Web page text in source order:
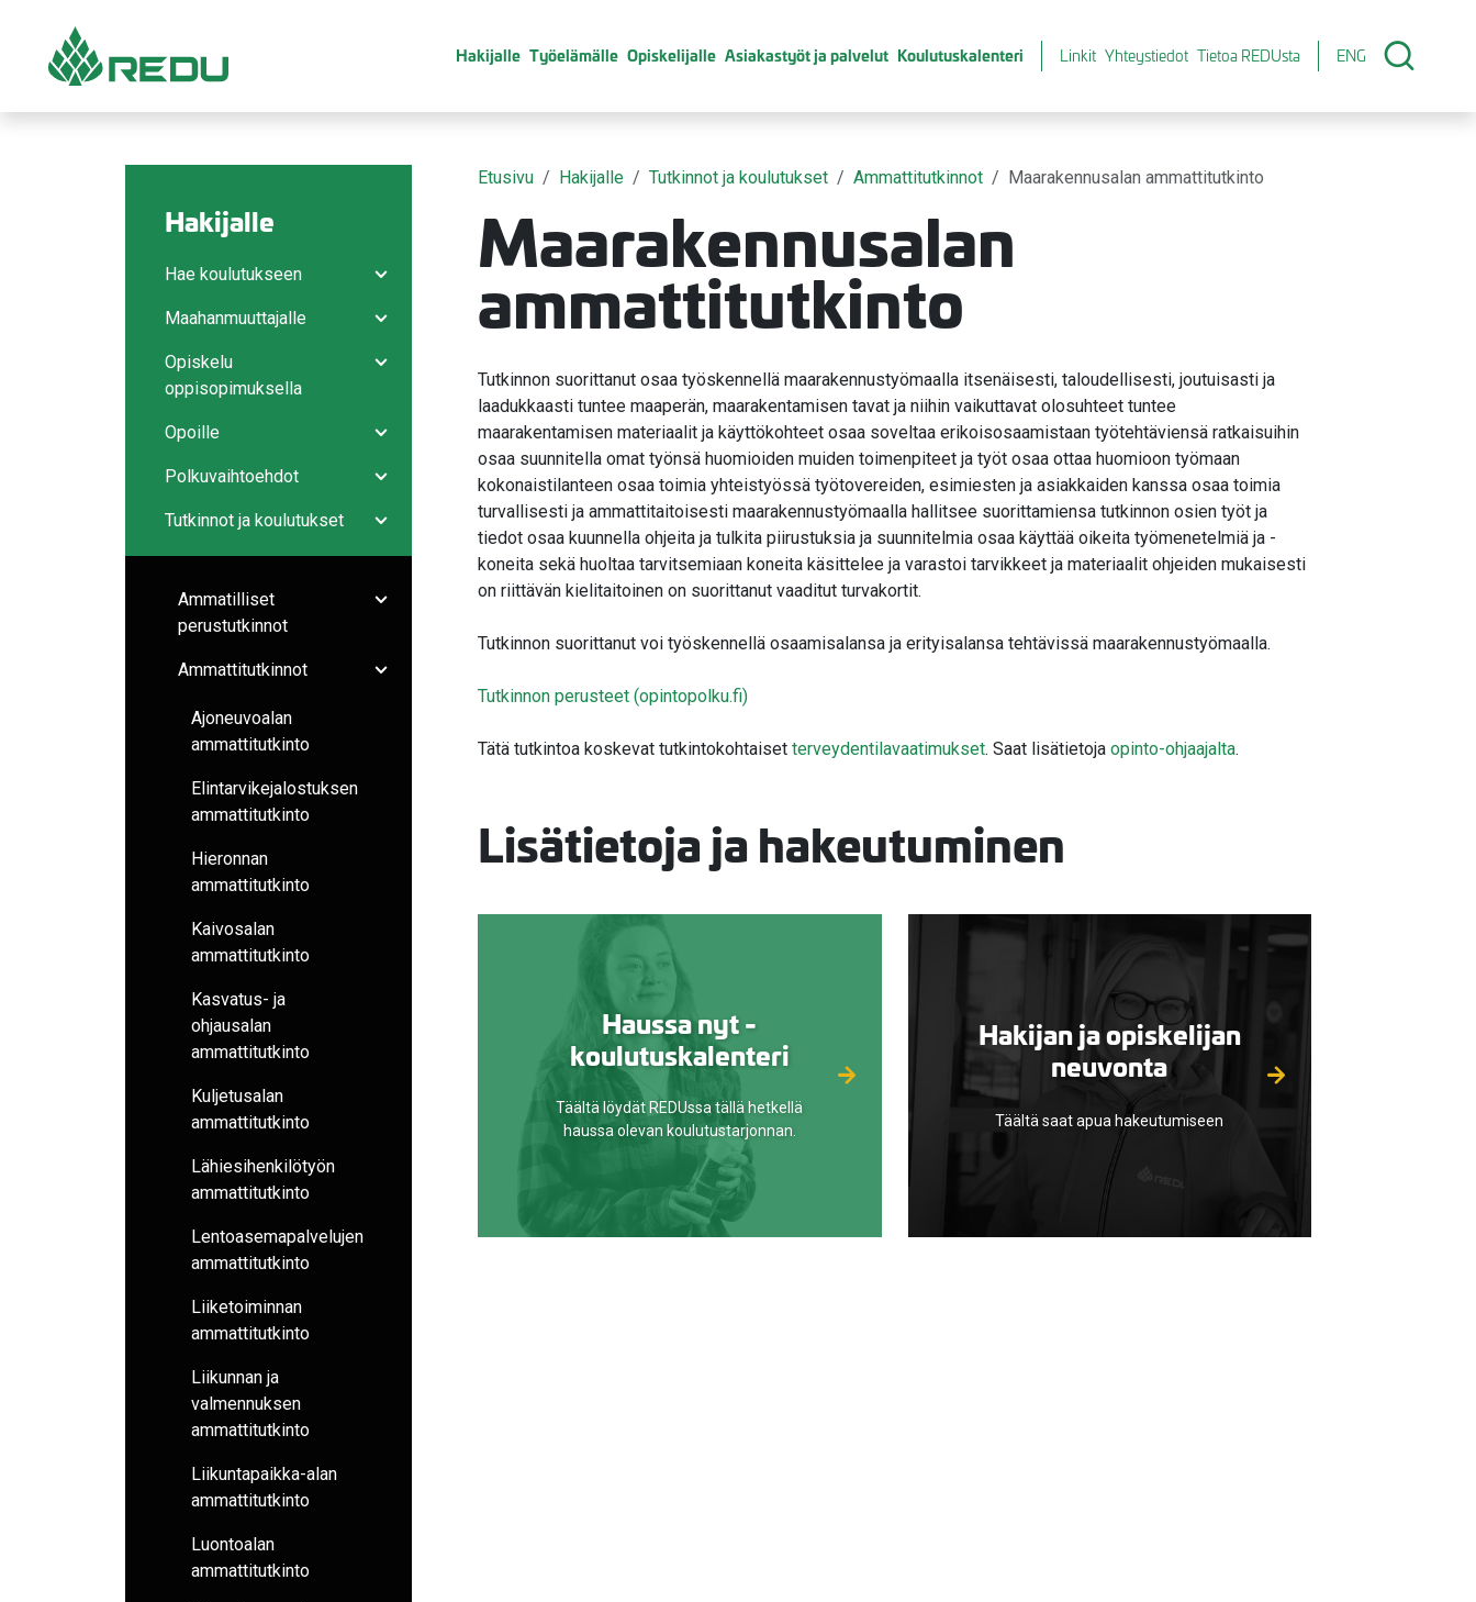
Hakijalle Työelämälle Opiskelijalle Asiakastyöt ja palvelut Koulutuskalenteri Linkit Yhteystiedot Tietoa REDUsta ENG
Hakijalle
Avaa/sulje alavalikko
Hae koulutukseen
Avaa/sulje alavalikko
Maahanmuuttajalle
Avaa/sulje alavalikko
Opiskelu
oppisopimuksella
Opoille
Avaa/sulje alavalikko
Polkuvaihtoehdot
Avaa/sulje alavalikko
Tutkinnot ja koulutukset
Ammatilliset
perustutkinnot
Avaa/sulje alavalikko
Ammattitutkinnot
Ajoneuvoalan
ammattitutkinto
Elintarvikejalostuksen
ammattitutkinto
Hieronnan
ammattitutkinto
Kaivosalan
ammattitutkinto
Kasvatus- ja
ohjausalan
ammattitutkinto
Kuljetusalan
ammattitutkinto
Lähiesihenkilötyön
ammattitutkinto
Lentoasemapalvelujen
ammattitutkinto
Liiketoiminnan
ammattitutkinto
Liikunnan ja
valmennuksen
ammattitutkinto
Liikuntapaikka-alan
ammattitutkinto
Luontoalan
ammattitutkinto
Etusivu Hakijalle Tutkinnot ja koulutukset Ammattitutkinnot Maarakennusalan ammattitutkinto
Maarakennusalan
ammattitutkinto
Tutkinnon suorittanut osaa työskennellä maarakennustyömaalla itsenäisesti, taloudellisesti, joutuisasti ja
laadukkaasti tuntee maaperän, maarakentamisen tavat ja niihin vaikuttavat olosuhteet tuntee
maarakentamisen materiaalit ja käyttökohteet osaa soveltaa erikoisosaamistaan työtehtäviensä ratkaisuihin
osaa suunnitella omat työnsä huomioiden muiden toimenpiteet ja työt osaa ottaa huomioon työmaan
kokonaistilanteen osaa toimia yhteistyössä työtovereiden, esimiesten ja asiakkaiden kanssa osaa toimia
turvallisesti ja ammattitaitoisesti maarakennustyömaalla hallitsee suorittamiensa tutkinnon osien työt ja
tiedot osaa kuunnella ohjeita ja tulkita piirustuksia ja suunnitelmia osaa käyttää oikeita työmenetelmiä ja -
koneita sekä huoltaa tarvitsemiaan koneita käsittelee ja varastoi tarvikkeet ja materiaalit ohjeiden mukaisesti
on riittävän kielitaitoinen on suorittanut vaaditut turvakortit.
Tutkinnon suorittanut voi työskennellä osaamisalansa ja erityisalansa tehtävissä maarakennustyömaalla.
Tutkinnon perusteet (opintopolku.fi)
Tätä tutkintoa koskevat tutkintokohtaiset terveydentilavaatimukset. Saat lisätietoja opinto-ohjaajalta.
Lisätietoja ja hakeutuminen
Haussa nyt -
koulutuskalenteri
Täältä löydät REDUssa tällä hetkellä
haussa olevan koulutustarjonnan.
Hakijan ja opiskelijan
neuvonta
Täältä saat apua hakeutumiseen